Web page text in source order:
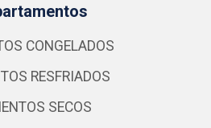
CONGELADOS
RESFRIADOS
SECOS